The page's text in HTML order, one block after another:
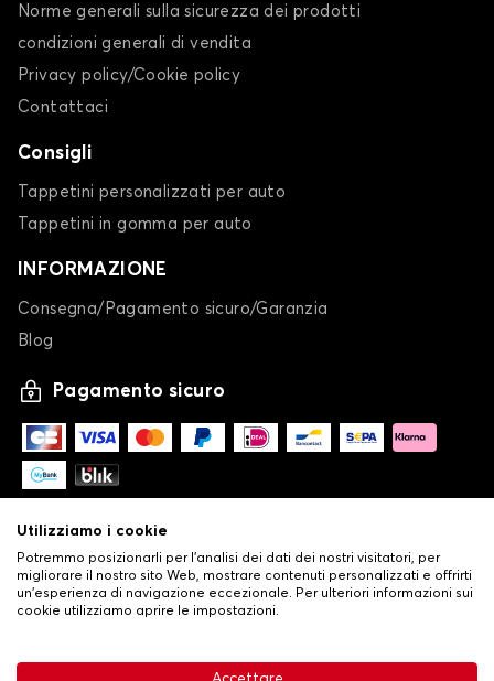
Telo copriauto per VOLKSWAGEN GOLF 5
Telo copriauto per VOLKSWAGEN GOLF 6
Norme generali sulla sicurezza dei prodotti
condizioni generali di vendita
Privacy policy/Cookie policy
Contattaci
Consigli
Tappetini personalizzati per auto
Tappetini in gomma per auto
INFORMAZIONE
Consegna/Pagamento sicuro/Garanzia
Blog
Pagamento sicuro
Condizioni generali di vendita•
Utilizziamo i cookie
Potremmo posizionarli per l'analisi dei dati dei nostri visitatori, per
migliorare il nostro sito Web, mostrare contenuti personalizzati e offrirti
un'esperienza di navigazione eccezionale. Per ulteriori informazioni sui
cookie utilizziamo aprire le impostazioni.